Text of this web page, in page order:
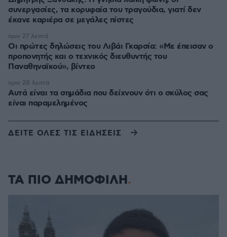
συνεργασίες, τα κορυφαία του τραγούδια, γιατί δεν
έκανε καριέρα σε μεγάλες πίστες
Οι πρώτες δηλώσεις του Λιβάι Γκαρσία: «Με έπεισαν ο
προπονητής και ο τεχνικός διευθυντής του
Παναθηναϊκού», βίντεο
πριν 27 λεπτά
Αυτά είναι τα σημάδια που δείχνουν ότι ο σκύλος σας
είναι παραμελημένος
πριν 28 λεπτά
ΔΕΙΤΕ ΟΛΕΣ ΤΙΣ ΕΙΔΗΣΕΙΣ
ΤΑ ΠΙΟ ΔΗΜΟΦΙΛΗ